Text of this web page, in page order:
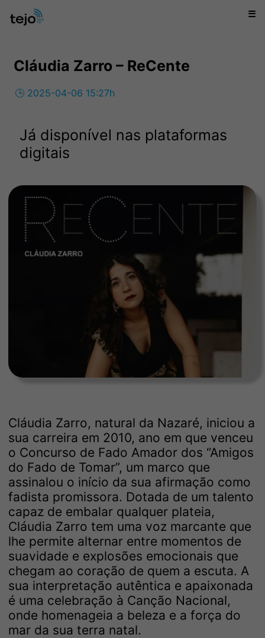
☰
Cláudia Zarro – ReCente
🕒 2025-04-06 15:27h
Já disponível nas plataformas
digitais
Cláudia Zarro, natural da Nazaré, iniciou a
sua carreira em 2010, ano em que venceu
o Concurso de Fado Amador dos “Amigos
do Fado de Tomar”, um marco que
assinalou o início da sua afirmação como
fadista promissora. Dotada de um talento
capaz de embalar qualquer plateia,
Cláudia Zarro tem uma voz marcante que
lhe permite alternar entre momentos de
suavidade e explosões emocionais que
chegam ao coração de quem a escuta. A
sua interpretação autêntica e apaixonada
é uma celebração à Canção Nacional,
onde homenageia a beleza e a força do
mar da sua terra natal.